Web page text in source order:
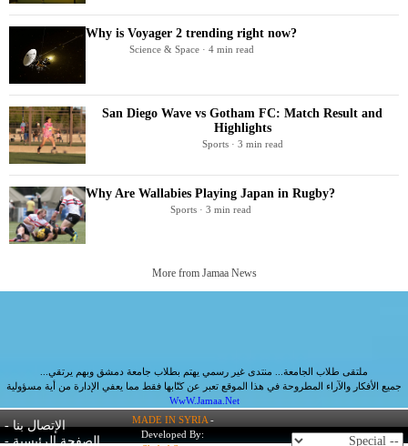
Why is Voyager 2 trending right now?
Science & Space · 4 min read
San Diego Wave vs Gotham FC: Match Result and
Highlights
Sports · 3 min read
Why Are Wallabies Playing Japan in Rugby?
Sports · 3 min read
More from Jamaa News
ملتقى طلاب الجامعة... منتدى غير رسمي يهتم بطلاب جامعة دمشق وبهم يرتقي...
جميع الأفكار والآراء المطروحة في هذا الموقع تعبر عن كتّابها فقط مما يعفي الإدارة من أية مسؤولية
WwW.Jamaa.Net
MADE IN SYRIA-
Developed By:
الإتصال بنا-
الصفحة الرئيسية-